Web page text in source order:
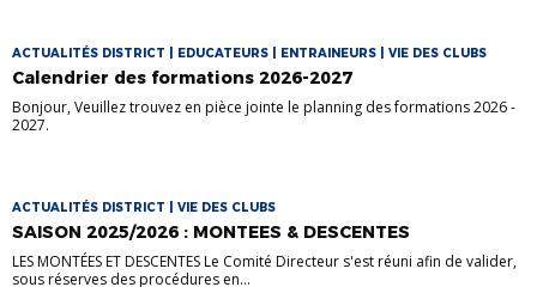
ACTUALITÉS DISTRICT | EDUCATEURS | ENTRAINEURS | VIE DES CLUBS
Calendrier des formations 2026-2027
Bonjour, Veuillez trouvez en pièce jointe le planning des formations 2026 -
2027.
ACTUALITÉS DISTRICT | VIE DES CLUBS
SAISON 2025/2026 : MONTEES & DESCENTES
LES MONTÉES ET DESCENTES Le Comité Directeur s'est réuni afin de valider,
sous réserves des procédures en...